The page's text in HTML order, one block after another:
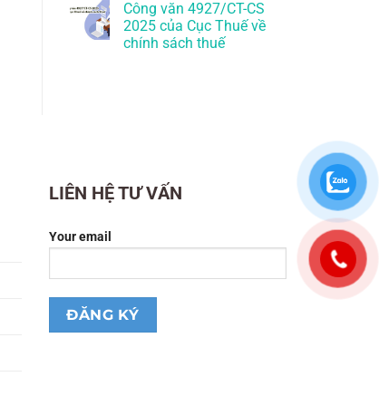
Công văn 4927/CT-CS
2025 của Cục Thuế về
chính sách thuế
LIÊN HỆ TƯ VẤN
Your email